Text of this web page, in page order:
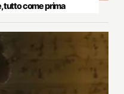
tutto come prima